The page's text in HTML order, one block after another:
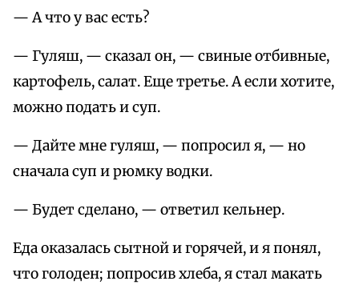
— А что у вас есть?
— Гуляш, — сказал он, — свиные отбивные,
картофель, салат. Еще третье. А если хотите,
можно подать и суп.
— Дайте мне гуляш, — попросил я, — но
сначала суп и рюмку водки.
— Будет сделано, — ответил кельнер.
Еда оказалась сытной и горячей, и я понял,
что голоден; попросив хлеба, я стал макать